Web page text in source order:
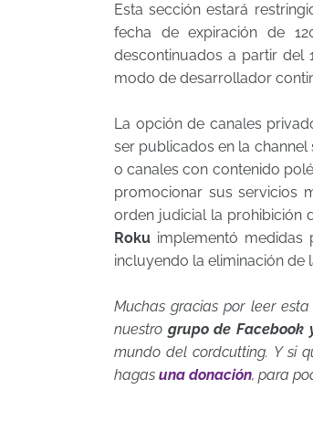
Esta sección estará
fecha de expiración de
descontinuados a partir del
modo de desarrollador
La opción de canales
ser publicados en la channel
o canales con contenido
promocionar sus servicios
orden judicial la prohibición
Roku implementó medidas
incluyendo la eliminación de
Muchas gracias por leer
nuestro grupo de Facebook
mundo del cordcutting. Y si
hagas una donación, para